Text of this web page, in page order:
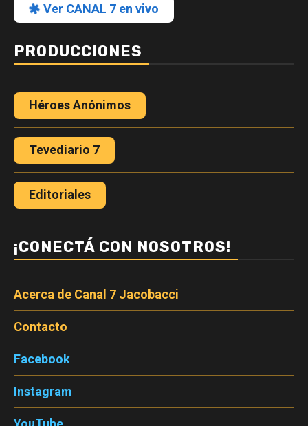
Ver CANAL 7 en vivo
PRODUCCIONES
Héroes Anónimos
Tevediario 7
Editoriales
¡CONECTÁ CON NOSOTROS!
Acerca de Canal 7 Jacobacci
Contacto
Facebook
Instagram